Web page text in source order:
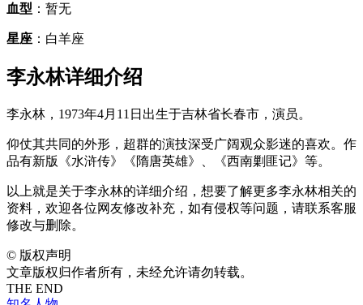
血型 ：暂无
星座 ：白羊座
李永林详细介绍
李永林，1973年4月11日出生于吉林省长春市，演员。
仰仗其共同的外形，超群的演技深受广阔观众影迷的喜欢。作
品有新版《水浒传》《隋唐英雄》、《西南剿匪记》等。
以上就是关于李永林的详细介绍，想要了解更多李永林相关的
资料，欢迎各位网友修改补充，如有侵权等问题，请联系客服
修改与删除。
© 版权声明
文章版权归作者所有，未经允许请勿转载。
THE END